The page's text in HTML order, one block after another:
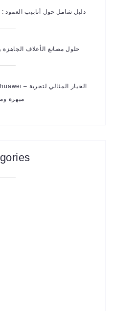
دليل شامل حول أنابيب العمود :
حلول مصانع الأعلاف الجاهزة
مبهرة